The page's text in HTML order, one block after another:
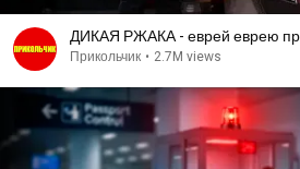
ДИКАЯ РЖАКА - еврей еврею
Прикольчик • 2.7M views